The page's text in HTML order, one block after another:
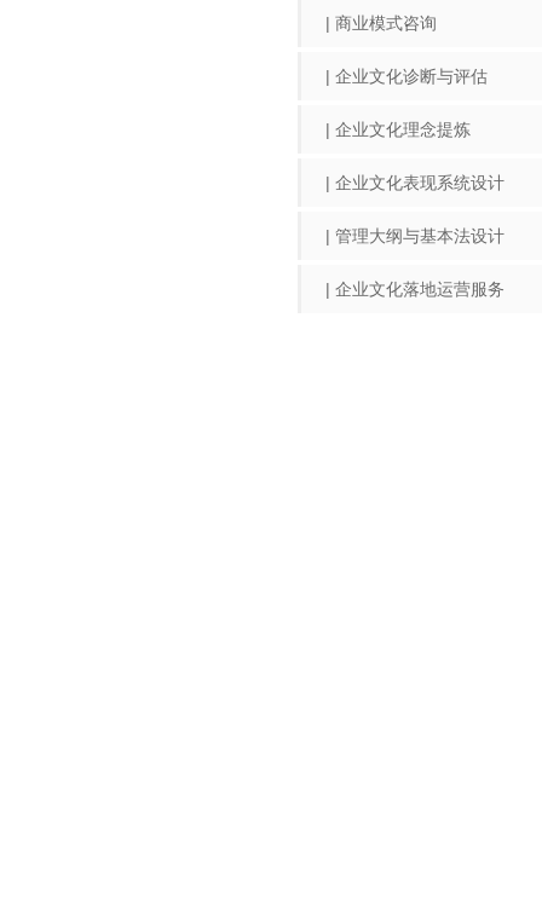
| 商业模式咨询
| 企业文化诊断与评估
| 企业文化理念提炼
| 企业文化表现系统设计
| 管理大纲与基本法设计
| 企业文化落地运营服务